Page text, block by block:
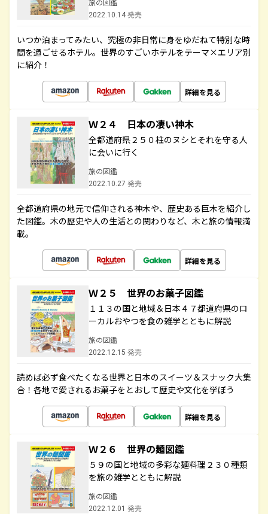
旅の図鑑
2022.10.14 発売
いつか泊まってみたい、究極の非日常に身をゆだねて特別な時
間を過ごせるホテル。世界のすごいホテルをテーマ×エリア別
に紹介！
詳細を見る
Ｗ２４ 日本の凄い神木
全都道府県２５０柱のヌシとそれを守る人
に会いに行く
旅の図鑑
2022.10.27 発売
全都道府県の地元で信仰される神木や、歴史ある巨木を紹介し
た図鑑。木の歴史や人の生活との関わりなど、木と旅の情報満
載。
詳細を見る
Ｗ２５ 世界のお菓子図鑑
１１３の国と地域＆日本４７都道府県のロ
ーカルおやつを食の雑学とともに解説
旅の図鑑
2022.12.15 発売
読めば必ず食べたくなる世界と日本のスイーツ＆スナック大集
合！各地で愛されるお菓子をとおして歴史や文化を学ぼう
詳細を見る
Ｗ２６ 世界の麺図鑑
５９の国と地域の多彩な麺料理２３０種類
を旅の雑学とともに解説
旅の図鑑
2022.12.01 発売